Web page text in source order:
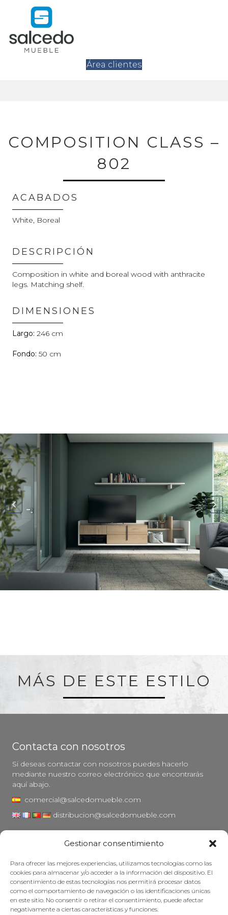
Gestionar consentimiento
Para ofrecer las mejores experiencias, utilizamos tecnologías como las
cookies para almacenar y/o acceder a la información del dispositivo. El
consentimiento de estas tecnologías nos permitirá procesar datos
como el comportamiento de navegación o las identificaciones únicas
en este sitio. No consentir o retirar el consentimiento, puede afectar
negativamente a ciertas características y funciones.
Área clientes
COMPOSITION CLASS –
802
ACABADOS
White, Boreal
DESCRIPCIÓN
Composition in white and boreal wood with anthracite
legs. Matching shelf.
DIMENSIONES
246
50
MÁS DE ESTE ESTILO
Contacta con nosotros
Si deseas contactar con nosotros puedes hacerlo
mediante nuestro correo electrónico que encontrarás
aquí abajo.
comercial@salcedomueble.com
distribucion@salcedomueble.com
Aviso legal
Política de privacidad
Política de cookies